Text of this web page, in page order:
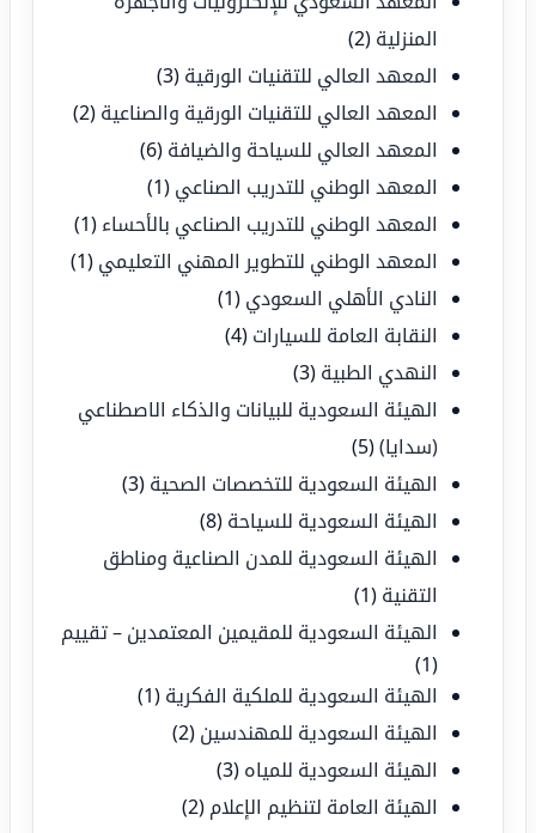
المنزلية (2)
المعهد العالي للتقنيات الورقية (3)
المعهد العالي للتقنيات الورقية والصناعية (2)
المعهد العالي للسياحة والضيافة (6)
المعهد الوطني للتدريب الصناعي (1)
المعهد الوطني للتدريب الصناعي بالأحساء (1)
المعهد الوطني للتطوير المهني التعليمي (1)
النادي الأهلي السعودي (1)
النقابة العامة للسيارات (4)
النهدي الطبية (3)
الهيئة السعودية للبيانات والذكاء الاصطناعي
(سدايا)(5)
الهيئة السعودية للتخصصات الصحية (3)
الهيئة السعودية للسياحة (8)
الهيئة السعودية للمدن الصناعية ومناطق
التقنية (1)
الهيئة السعودية للمقيمين المعتمدين – تقييم
(1)
الهيئة السعودية للملكية الفكرية (1)
الهيئة السعودية للمهندسين (2)
الهيئة السعودية للمياه (3)
الهيئة العامة لتنظيم الإعلام (2)